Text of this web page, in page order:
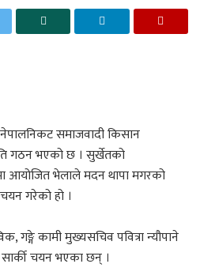
समाजवादी किसान
गठन भएको छ । सुर्खेतको
आयोजित भेलाले मदन थापा मगरको
गरेको हो ।
गङ्गे कामी मुख्यसचिव पवित्रा न्यौपाने
सार्की चयन भएका छन् ।